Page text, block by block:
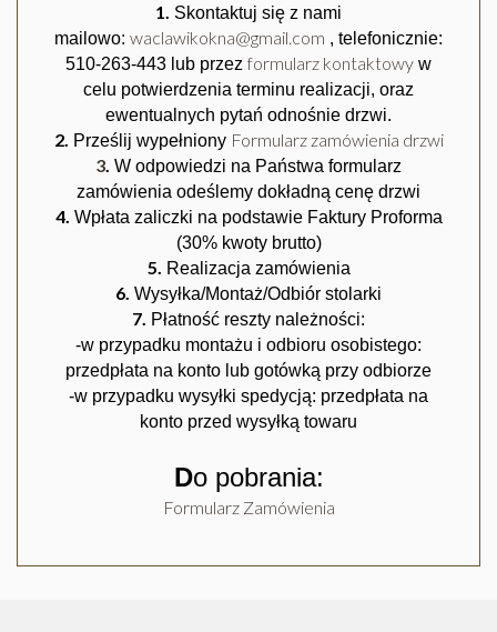
AMIG CZARNA
1. Skontaktuj się z nami
mailowo: waclawikokna@gmail.com , telefonicznie:
510-263-443 lub przez formularz kontaktowy w
celu potwierdzenia terminu realizacji, oraz
ewentualnych pytań odnośnie drzwi.
2. Prześlij wypełniony Formularz zamówienia drzwi
3. W odpowiedzi na Państwa formularz
zamówienia odeślemy dokładną cenę drzwi
4. Wpłata zaliczki na podstawie Faktury Proforma
(30% kwoty brutto)
5. Realizacja zamówienia
6. Wysyłka/Montaż/Odbiór stolarki
7. Płatność reszty należności:
-w przypadku montażu i odbioru osobistego:
przedpłata na konto lub gotówką przy odbiorze
-w przypadku wysyłki spedycją: przedpłata na
konto przed wysyłką towaru
Do pobrania:
Formularz Zamówienia